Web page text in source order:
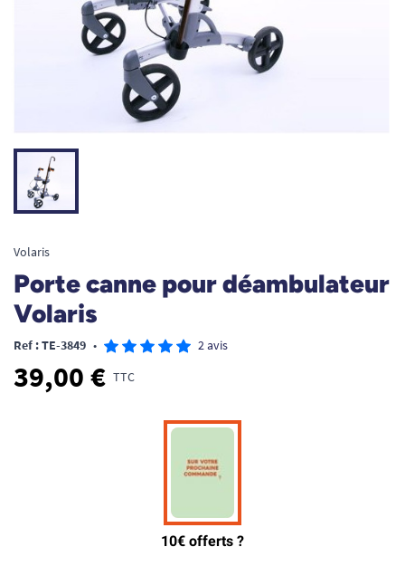
Volaris
Porte canne pour déambulateur
Volaris
Ref : TE-3849 • 2 avis
39,00 € TTC